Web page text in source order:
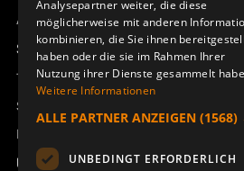
Access_Ctrl
Support
Technischer Support
Service buchen
Handbücher und Videoanleitungen
Über Åkerströms
Analysepartner weiter, die diese
möglicherweise mit anderen
kombinieren, die Sie ihnen
haben oder die sie im Rahmen Ihrer
Nutzung ihrer Dienste gesammelt
Weitere Informationen
ALLE PARTNER ANZEIGEN (1568)
UNBEDINGT ERFORDERLICH